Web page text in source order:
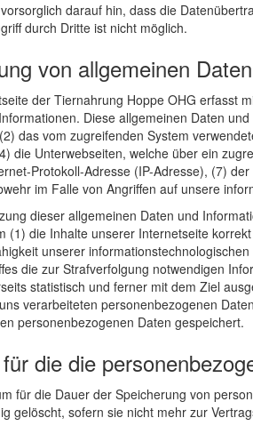
darauf hin, dass die
durch Dritte ist nicht möglich.
von allgemeinen
der Tiernahrung Hoppe OHG erfasst
Diese allgemeinen Daten
das vom zugreifenden System
die Unterwebseiten, welche über ein
Protokoll-Adresse (IP-Adresse), (7)
im Falle von Angriffen auf unsere
dieser allgemeinen Daten und
(1) die Inhalte unserer Internetseite
unserer
die zur Strafverfolgung notwendigen
statistisch und ferner mit dem Ziel
verarbeiteten personenbezogenen
personenbezogenen Daten gespeichert.
die die
für die Dauer der Speicherung von
gelöscht, sofern sie nicht mehr zur